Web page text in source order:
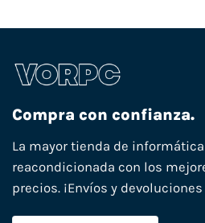
Compra con confianza.
La mayor tienda de informática
reacondicionada con los
precios. ¡Envíos y